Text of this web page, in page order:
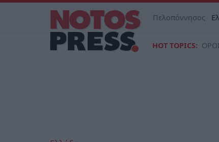
Πελοπόννησος
HOT TOPICS: